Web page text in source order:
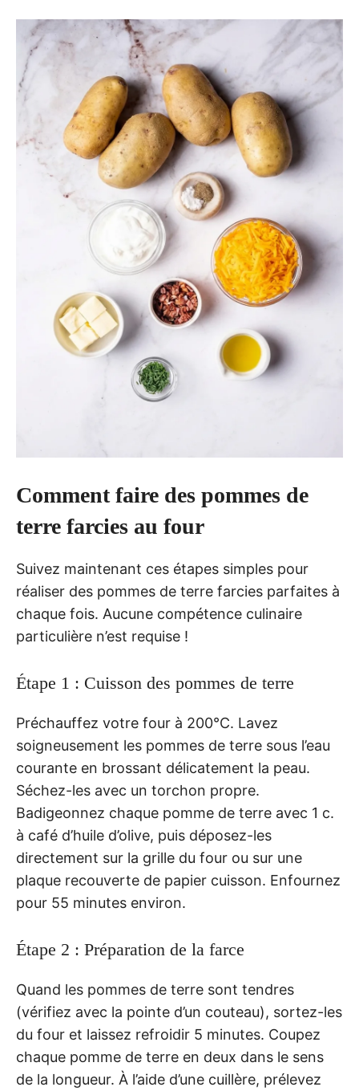
Comment faire des pommes de
terre farcies au four
Suivez maintenant ces étapes simples pour
réaliser des pommes de terre farcies parfaites à
chaque fois. Aucune compétence culinaire
particulière n’est requise !
Étape 1 : Cuisson des pommes de terre
Préchauffez votre four à 200°C. Lavez
soigneusement les pommes de terre sous l’eau
courante en brossant délicatement la peau.
Séchez-les avec un torchon propre.
Badigeonnez chaque pomme de terre avec 1 c.
à café d’huile d’olive, puis déposez-les
directement sur la grille du four ou sur une
plaque recouverte de papier cuisson. Enfournez
pour 55 minutes environ.
Étape 2 : Préparation de la farce
Quand les pommes de terre sont tendres
(vérifiez avec la pointe d’un couteau), sortez-les
du four et laissez refroidir 5 minutes. Coupez
chaque pomme de terre en deux dans le sens
de la longueur. À l’aide d’une cuillère, prélevez